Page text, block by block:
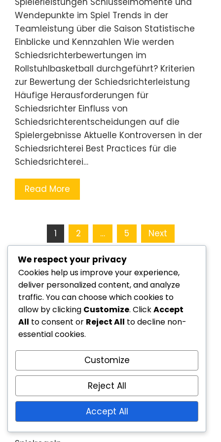
Wendepunkte im Spiel Trends in der
Teamleistung über die Saison Statistische
Einblicke und Kennzahlen Wie werden
Schiedsrichterbewertungen im
Rollstuhlbasketball durchgeführt? Kriterien
zur Bewertung der Schiedsrichterleistung
Häufige Herausforderungen für
Schiedsrichter Einfluss von
Schiedsrichterentscheidungen auf die
Spielergebnisse Aktuelle Kontroversen in der
Schiedsrichterei Best Practices für die
Schiedsrichterei…
Read More
Posts
pagination
1 2 … 5 Next
Links
Blogbeiträge
Unsere Geschichte
Kategorien
Offizielle Vorschriften
Spielerberechtigung
We respect your privacy
Cookies help us improve your experience,
deliver personalized content, and analyze
traffic. You can choose which cookies to
allow by clicking Customize. ClickAccept
All to consent or Reject All to decline non-
essential cookies.
Customize
Reject All
Accept All